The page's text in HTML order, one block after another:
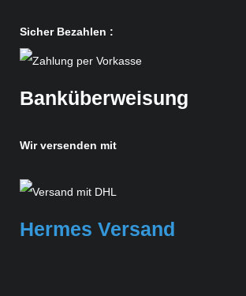
Sicher Bezahlen :
Banküberweisung
Wir versenden mit
Hermes Versand